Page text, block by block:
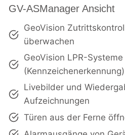
GV-ASManager Ansicht
GeoVision
überwachen
GeoVision LPR-
(Kennzeichenerkennung)
Livebilder und
Aufzeichnungen
Türen aus der Ferne